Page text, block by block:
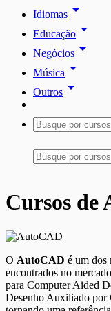
Idiomas arrow_drop_down
Educação arrow_drop_down
Negócios arrow_drop_down
Música arrow_drop_down
Outros arrow_drop_down
Cursos de
O AutoCAD é um dos
encontrados no
para Computer Aided
Desenho Auxiliado por